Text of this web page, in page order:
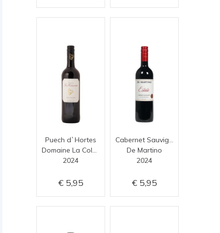
Puech d`Hortes
Domaine La Colombette
2024
5,95
Cabernet Sauvignon
De Martino
2024
5,95